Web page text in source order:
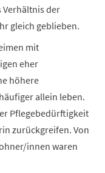
Verhältnis der
gleich geblieben.
mit
eher
höhere
allein leben.
Pflegebedürftigkeit
zurückgreifen. Von
innen waren